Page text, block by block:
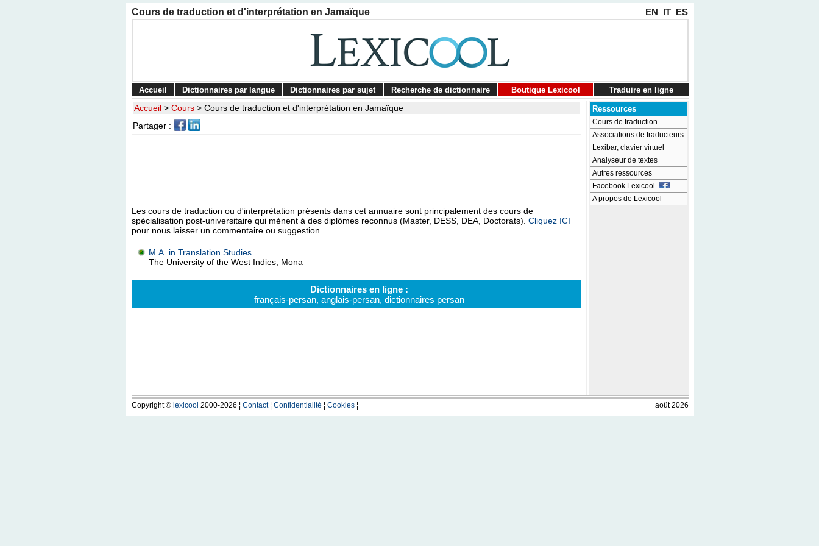
Cours de traduction et d'interprétation en Jamaïque EN IT ES
Accueil Dictionnaires par langue Dictionnaires par sujet Recherche de dictionnaire Boutique Lexicool Traduire en ligne
Accueil> Cours> Cours de traduction et d'interprétation en Jamaïque
Partager :
Les cours de traduction ou d'interprétation présents dans cet annuaire sont principalement des cours de
spécialisation post-universitaire qui mènent à des diplômes reconnus (Master, DESS, DEA, Doctorats). Cliquez ICI
pour nous laisser un commentaire ou suggestion.
M.A. in Translation Studies
The University of the West Indies, Mona
Dictionnaires en ligne :
français-persan, anglais-persan, dictionnaires persan
Ressources
Cours de traduction
Associations de traducteurs
Lexibar, clavier virtuel
Analyseur de textes
Autres ressources
Facebook Lexicool
A propos de Lexicool
Copyright © lexicool 2000-2026 ¦ Contact¦ Confidentialité ¦ Cookies¦ août 2026